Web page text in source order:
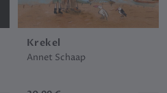
Krekel
Annet Schaap